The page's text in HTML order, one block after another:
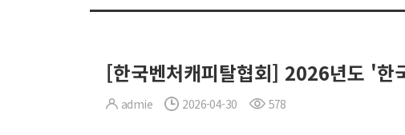
[한국벤처캐피탈협회] 2026년도 '
admie 2026-04-30 578